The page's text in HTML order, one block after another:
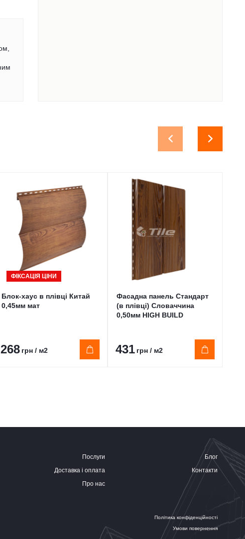
ФІКСАЦІЯ ЦІНИ
Блок-хаус в плівці Китай
0,45мм мат
268 грн / м2
Фасадна панель Стандарт
(в плівці) Словаччина
0,50мм HIGH BUILD
431 грн / м2
Послуги
Блог
Доставка і оплата
Контакти
Про нас
Політика конфіденційності
Умови повернення